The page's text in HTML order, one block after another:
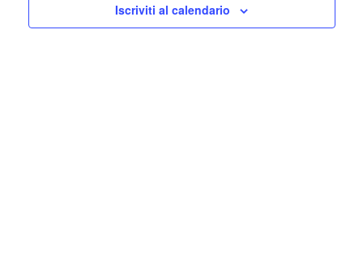
Iscriviti al calendario